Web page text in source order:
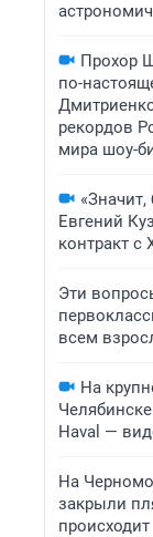
Прохор
по-
рекордов
мира шоу-
«Значит,
Евгений
контракт с
Эти
всем
На
Haval —
На
закрыли
происходит